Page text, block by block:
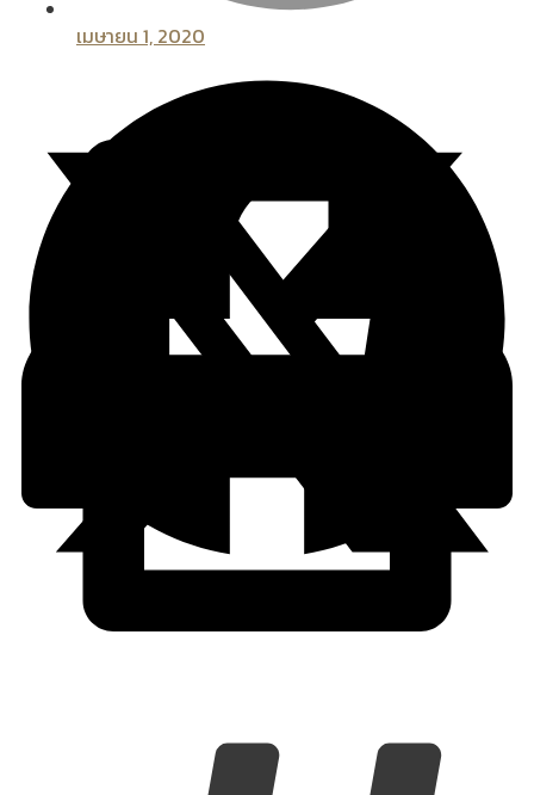
เมษายน 1, 2020